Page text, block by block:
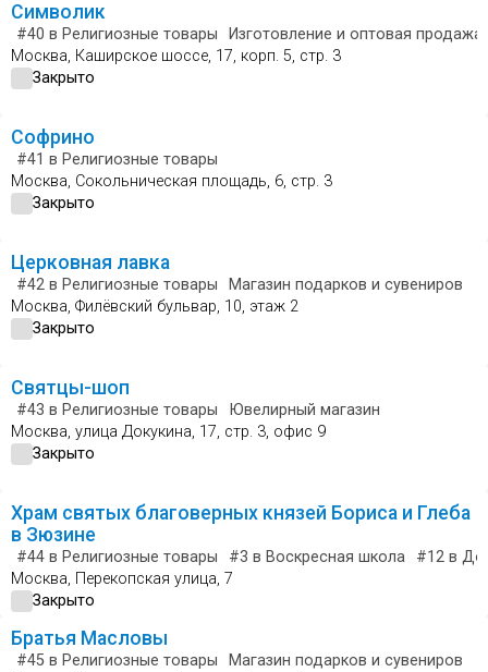
Символик
#40 в Религиозные товары
Изготовление и оптовая продажа
Москва, Каширское шоссе, 17, корп. 5, стр. 3
Закрыто
Софрино
#41 в Религиозные товары
Москва, Сокольническая площадь, 6, стр. 3
Закрыто
Церковная лавка
#42 в Религиозные товары
Магазин подарков и сувениров
Москва, Филёвский бульвар, 10, этаж 2
Закрыто
Святцы-шоп
#43 в Религиозные товары
Ювелирный магазин
Москва, улица Докукина, 17, стр. 3, офис 9
Закрыто
Храм святых благоверных князей Бориса и Глеба
в Зюзине
#44 в Религиозные товары #3 в Воскресная школа #12 в
Москва, Перекопская улица, 7
Закрыто
Братья Масловы
#45 в Религиозные товары
Магазин подарков и сувениров